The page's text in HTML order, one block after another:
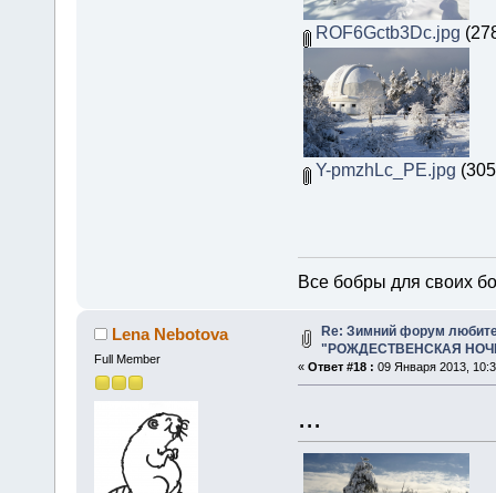
ROF6Gctb3Dc.jpg
Y-pmzhLc_PE.jpg
Все бобры для своих
Lena Nebotova
Full Member
Re: Зимний форум
"РОЖДЕСТВЕНСКАЯ
« Ответ #18 : 09 Января 2013,
...